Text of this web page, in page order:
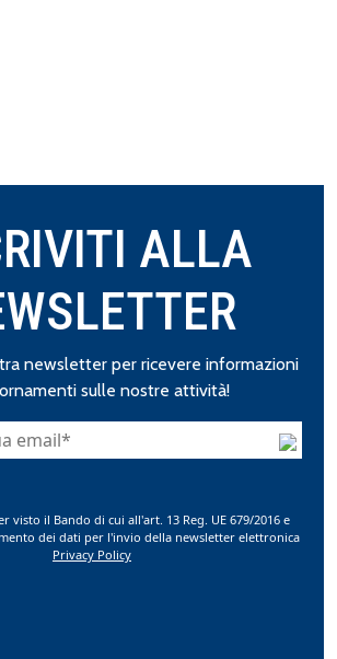
ALLA
newsletter per ricevere informazioni
sulle nostre attività!
visto il Bando di cui all'art. 13 Reg. UE 679/2016 e
dei dati per l'invio della newsletter elettronica
Privacy Policy